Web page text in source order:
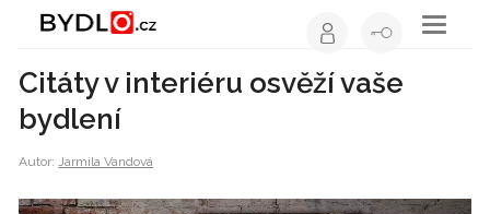
Toggle
Citáty v interiéru osvěží vaše
bydlení
Autor:Jarmila Vandová